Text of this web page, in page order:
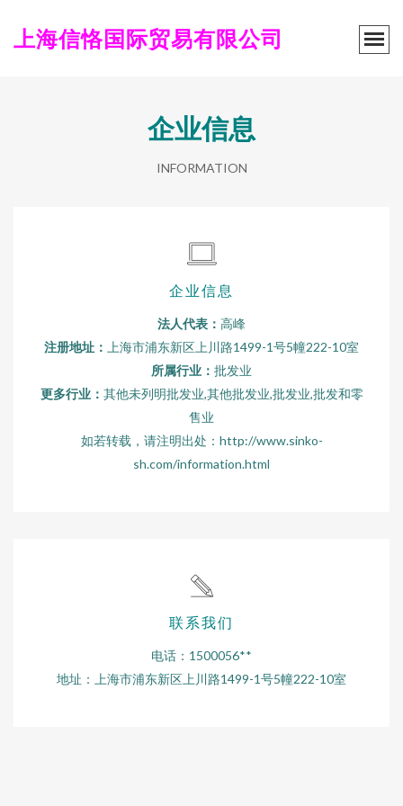
上海信恪国际贸易有限公司
企业信息
INFORMATION
企业信息
法人代表： 高峰
注册地址：
上海市浦东新区上川路1499-1号5幢222-10室
所属行业： 批发业
更多行业： 其他未列明批发业,其他批发业,批发业,批发和零
售业
如若转载，请注明出处：http://www.sinko-
sh.com/information.html
联系我们
电话：1500056**
地址：上海市浦东新区上川路1499-1号5幢222-10室